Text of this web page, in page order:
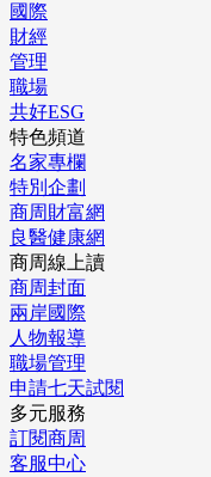
國際
財經
管理
職場
共好ESG
特色頻道
名家專欄
特別企劃
商周財富網
良醫健康網
商周線上讀
商周封面
兩岸國際
人物報導
職場管理
申請七天試閱
多元服務
訂閱商周
客服中心